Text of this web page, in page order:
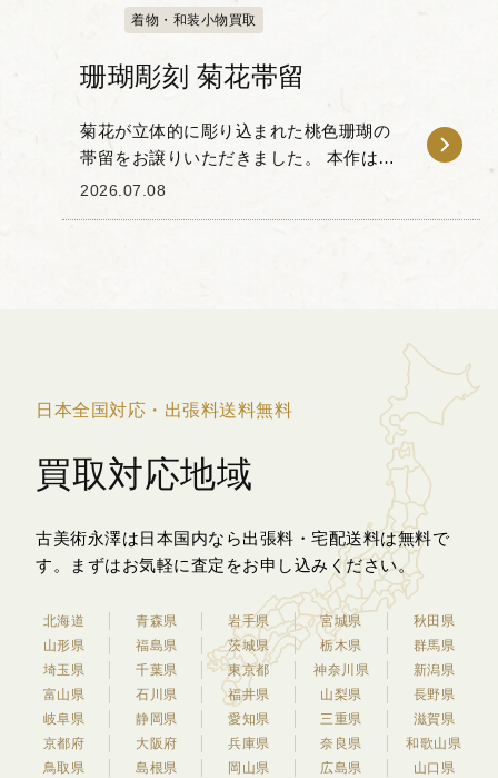
着物・和装小物買取
珊瑚彫刻 菊花帯留
菊花が立体的に彫り込まれた桃色珊瑚の
帯留をお譲りいただきました。 本作は、
珊瑚特有の優美なピンクのグラデーショ
2026.07.08
日本全国対応・出張料送料無料
買取対応地域
古美術永澤は日本国内なら出張料・宅配送料は無料で
す。
まずはお気軽に査定をお申し込みください。
北海道 青森県 岩手県 宮城県
秋田県
山形県
福島県 茨城県 栃木県
群馬県
埼玉県
千葉県 東京都 神奈川県
新潟県
富山県
石川県 福井県 山梨県
長野県
岐阜県
静岡県 愛知県 三重県
滋賀県
京都府
大阪府 兵庫県 奈良県
和歌山県
鳥取県
島根県 岡山県 広島県
山口県